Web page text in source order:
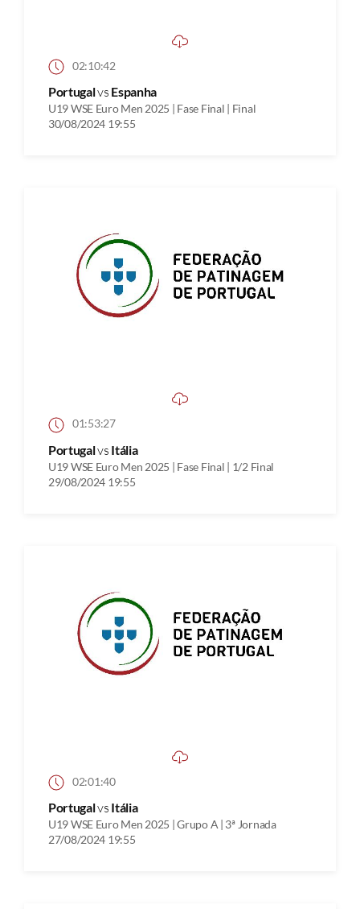
02:10:42
Portugalvs Espanha
U19 WSE Euro Men 2025 | Fase Final | Final
30/08/2024 19:55
01:53:27
Portugalvs Itália
U19 WSE Euro Men 2025 | Fase Final | 1/2 Final
29/08/2024 19:55
02:01:40
Portugalvs Itália
U19 WSE Euro Men 2025 | Grupo A | 3ª Jornada
27/08/2024 19:55